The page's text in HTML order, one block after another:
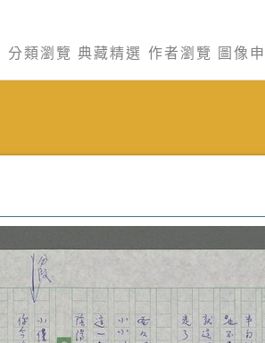
分類瀏覽 典藏精選 作者瀏覽 圖像